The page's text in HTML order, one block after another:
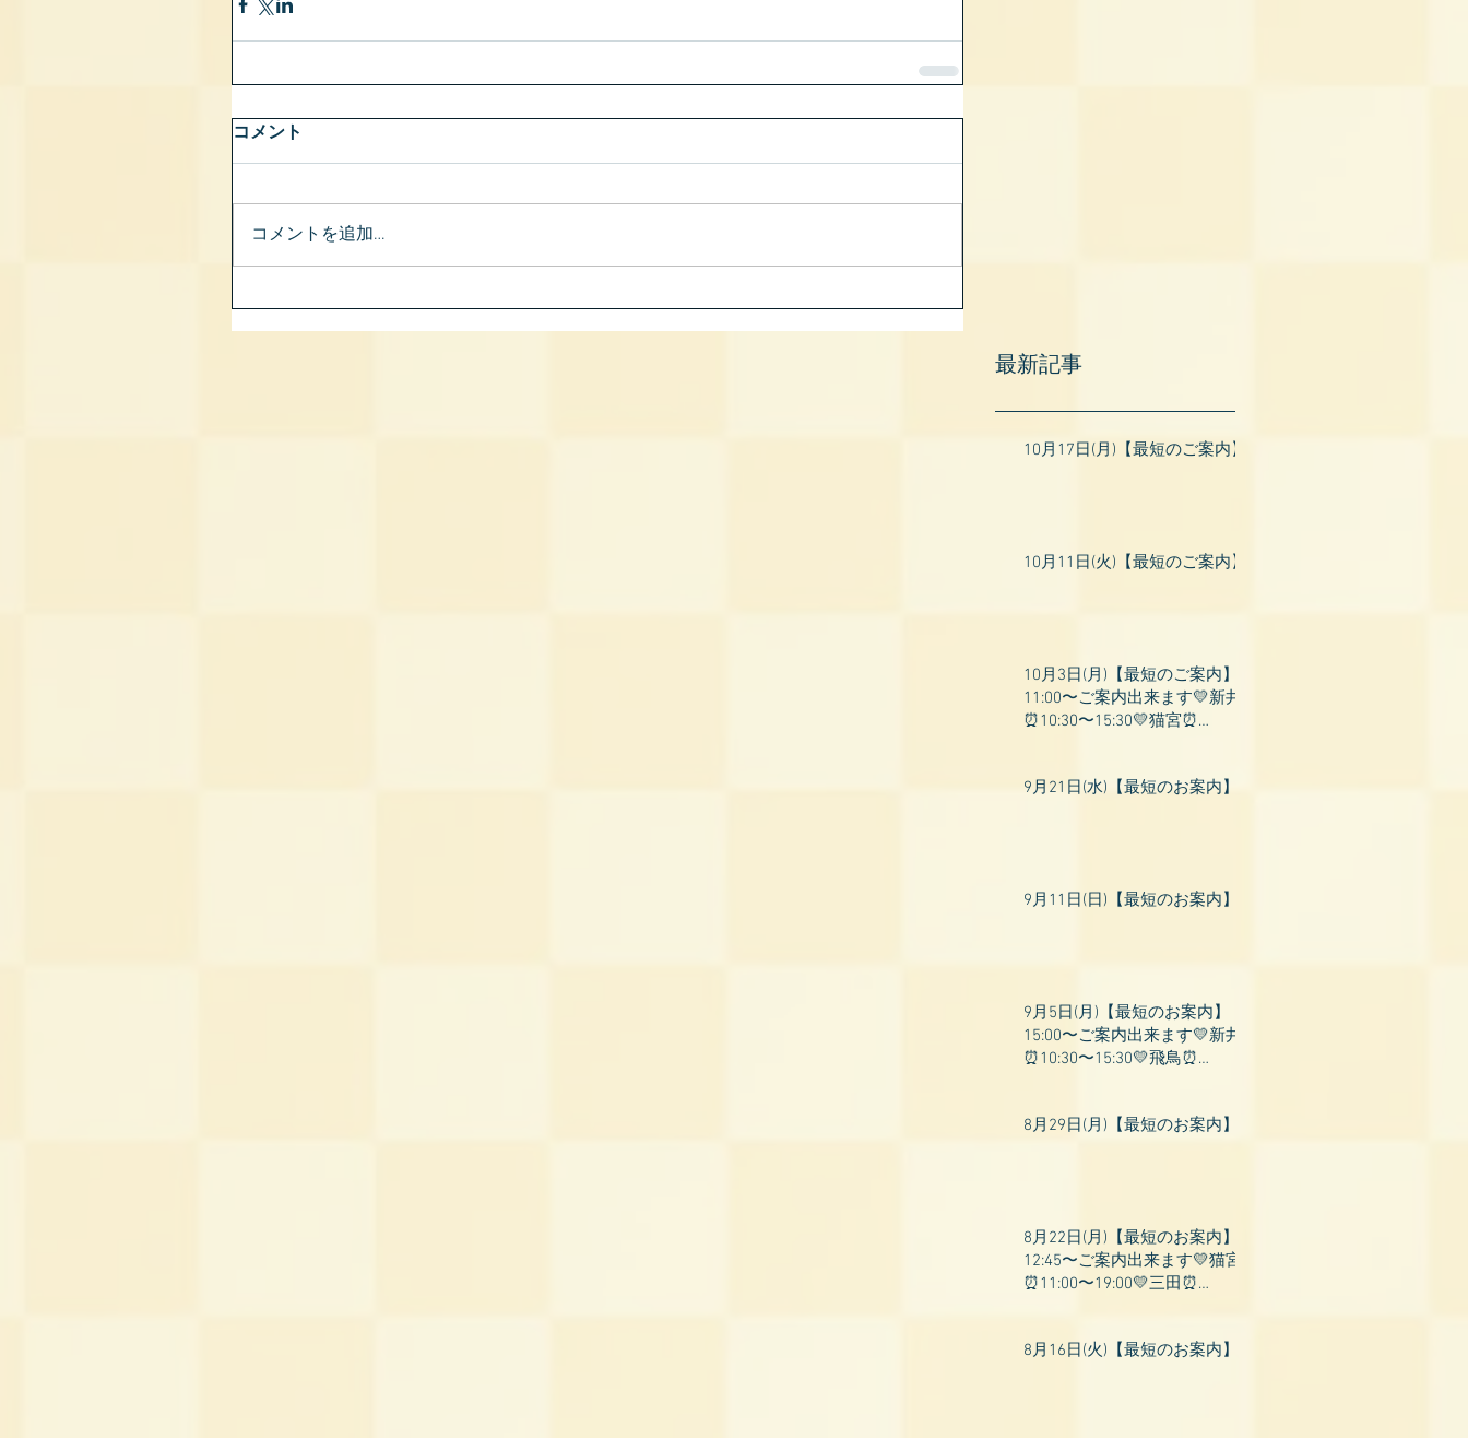
コメント
コメントを追加…
最新記事
10月17日(月)【最短のご案内】
10月11日(火)【最短のご案内】
10月3日(月)【最短のご案内】
11:00〜ご案内出来ます💛新井
⏰10:30〜15:30💛猫宮⏰
9月21日(水)【最短のお案内】
9月11日(日)【最短のお案内】
9月5日(月)【最短のお案内】
15:00〜ご案内出来ます💛新井
⏰10:30〜15:30💛飛鳥⏰
8月29日(月)【最短のお案内】
8月22日(月)【最短のお案内】
12:45〜ご案内出来ます💛猫宮
⏰11:00〜19:00💛三田⏰
8月16日(火)【最短のお案内】